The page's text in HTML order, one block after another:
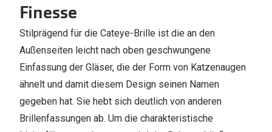
Finesse
Stilprägend für die Cateye-Brille ist die an den
Außenseiten leicht nach oben geschwungene
Einfassung der Gläser, die der Form von Katzenaugen
ähnelt und damit diesem Design seinen Namen
gegeben hat. Sie hebt sich deutlich von anderen
Brillenfassungen ab. Um die charakteristische